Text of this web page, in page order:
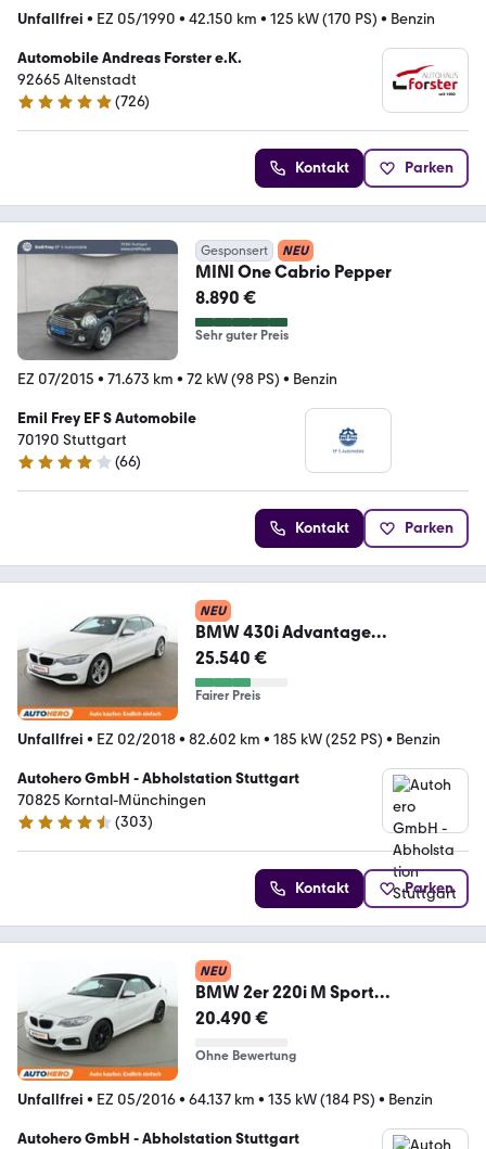
Unfallfrei • EZ 05/1990 • 42.150 km • 125 kW (170 PS) • Benzin
Automobile Andreas Forster e.K.
92665 Altenstadt
4.9 Sterne
(726)
Kontakt Parken
Gesponsert NEU
MINI One Cabrio Pepper
8.890 €
Sehr guter Preis
EZ 07/2015 • 71.673 km • 72 kW (98 PS) • Benzin
Emil Frey EF S Automobile
70190 Stuttgart
4 Sterne
(66)
Kontakt Parken
NEU
BMW 430i Advantage
Aut.*NAVI*PDC*TEMPO*
25.540 €
Fairer Preis
Unfallfrei • EZ 02/2018• 82.602 km • 185 kW (252 PS) • Benzin
Autohero GmbH - Abholstation Stuttgart
70825 Korntal-Münchingen
4.4 Sterne
(303)
Kontakt Parken
NEU
BMW 2er 220i M Sport
Aut.*TEMPO*PC*SHZ*LIM*ALU*K
20.490 €
Ohne Bewertung
Unfallfrei • EZ 05/2016• 64.137 km • 135 kW (184 PS) • Benzin
Autohero GmbH - Abholstation Stuttgart